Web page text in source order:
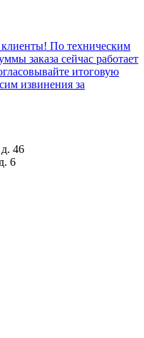
По техническим
заказа сейчас работает
итоговую
извинения за
46
6